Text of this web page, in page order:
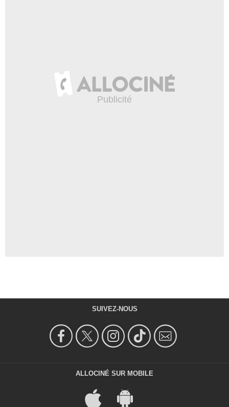
SUIVEZ-NOUS
ALLOCINÉ SUR MOBILE